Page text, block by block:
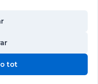
de Cookies
tot